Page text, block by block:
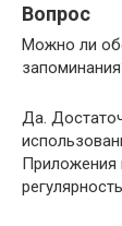
Вопрос
Можно ли
Да.
Приложения